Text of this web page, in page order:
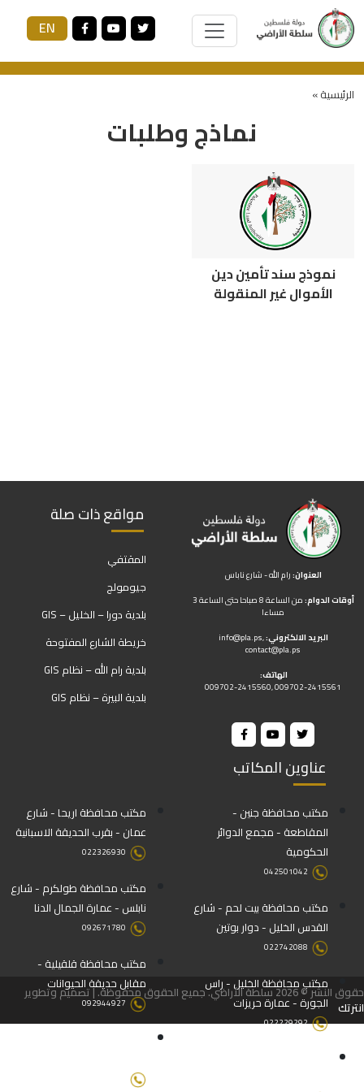
EN
الرئيسية »
نماذج وطلبات
نموذج سند تأمين دين
الأموال غير المنقولة
العنوان:رام الله - شارع ناباس
أوقات الدوام:
من الساعة 8 صباحا حتى الساعة 3
مساءا
البريد الالكتروني: info@pla.ps,
contact@pla.ps
الهاتف:
009702-2415560, 009702-2415561
عناوين المكاتب
مكتب محافظة جنين -
المقاطعة - مجمع الدوائر
الحكومية
042501042
مكتب محافظة بيت لحم - شارع
القدس الخليل - دوار بوتين
022742088
مكتب محافظة الخليل - راس
الجورة - عمارة حريزات
022229292
مكتب محافظة اريحا - شارع
عمان - بقرب الحديقة الاسبانية
022326930
مكتب محافظة طولكرم - شارع
نابلس - عمارة الجمال الدنا
092671780
مكتب محافظة قلقيلية -
مقابل حديقة الحيوانات
092944927
مواقع ذات صلة
المقتفي
جيومولج
بلدية دورا – الخليل – GIS
خريطة الشارع المفتوحة
بلدية رام الله – نظام GIS
بلدية البيرة – نظام GIS
حقوق النشر © 2026 سلطة الأراضي. جميع الحقوق محفوظة. | تصميم وتطوير
انترتك